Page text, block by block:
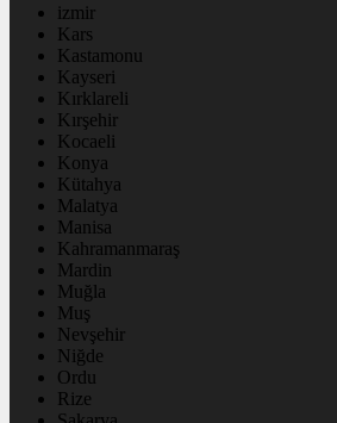
izmir
Kars
Kastamonu
Kayseri
Kırklareli
Kırşehir
Kocaeli
Konya
Kütahya
Malatya
Manisa
Kahramanmaraş
Mardin
Muğla
Muş
Nevşehir
Niğde
Ordu
Rize